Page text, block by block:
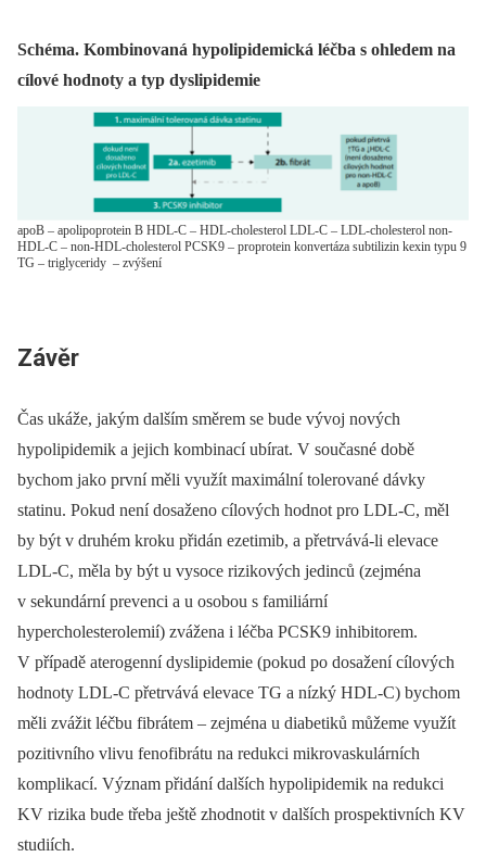
Schéma. Kombinovaná hypolipidemická léčba s ohledem na
cílové hodnoty a typ dyslipidemie
apoB – apolipoprotein B HDL-C – HDL-cholesterol LDL-C – LDL-cholesterol non-
HDL-C – non-HDL-cholesterol PCSK9 – proprotein konvertáza subtilizin kexin typu 9
TG – triglyceridy  – zvýšení
Závěr
Čas ukáže, jakým dalším směrem se bude vývoj nových
hypolipidemik a jejich kombinací ubírat. V současné době
bychom jako první měli využít maximální tolerované dávky
statinu. Pokud není dosaženo cílových hodnot pro LDL-C, měl
by být v druhém kroku přidán eze­timib, a přetrvává-li elevace
LDL-C, měla by být u vysoce rizikových jedinců (zejména
v sekundární prevenci a u osobou s familiární
hypercholesterolemií) zvážena i léčba PCSK9 inhibitorem.
V případě aterogenní dyslipidemie (pokud po dosažení cílových
hodnoty LDL-C přetrvává elevace TG a nízký HDL-C) bychom
měli zvážit léčbu fibrátem –⁠ zejména u diabetiků můžeme využít
pozitivního vlivu fenofibrátu na redukci mikrovaskulárních
komplikací. Význam přidání dalších hypolipidemik na redukci
KV rizika bude třeba ještě zhodnotit v dalších prospektivních KV
studiích.